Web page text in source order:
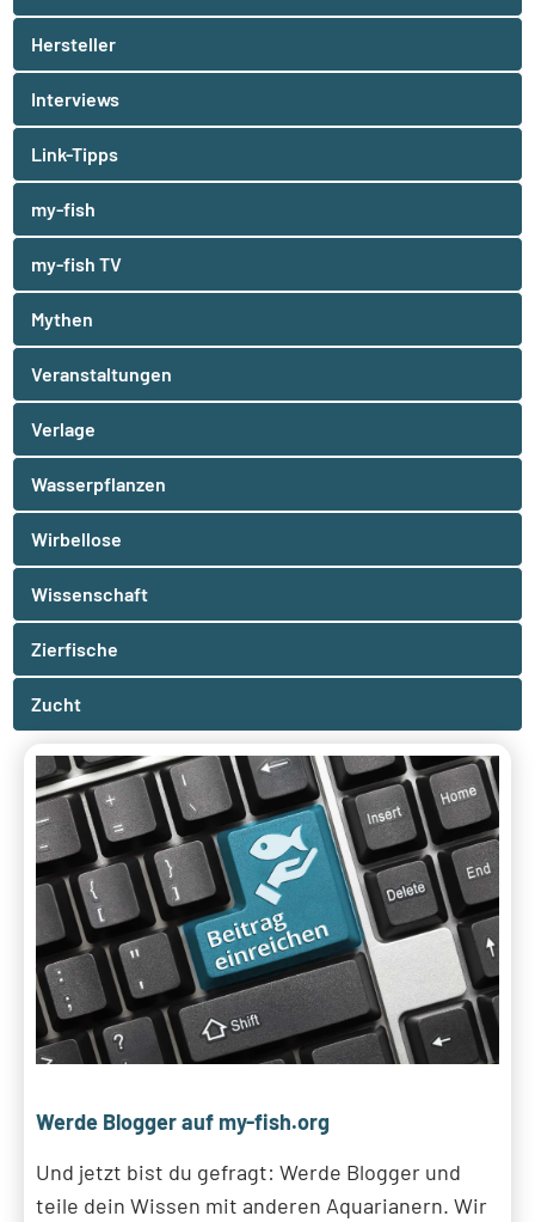
Hersteller
Interviews
Link-Tipps
my-fish
my-fish TV
Mythen
Veranstaltungen
Verlage
Wasserpflanzen
Wirbellose
Wissenschaft
Zierfische
Zucht
Werde Blogger auf my-fish.org
Und jetzt bist du gefragt: Werde Blogger und
teile dein Wissen mit anderen Aquarianern. Wir